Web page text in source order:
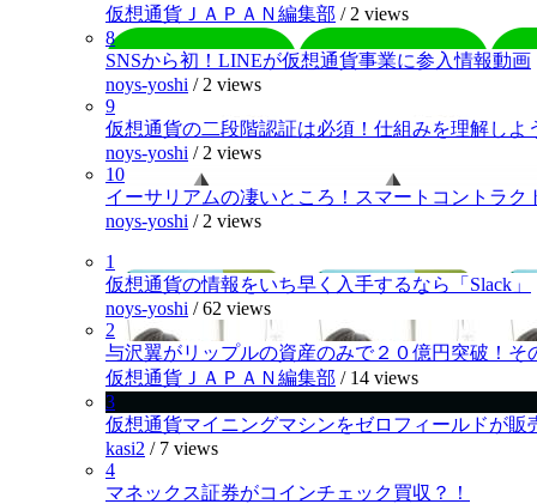
仮想通貨ＪＡＰＡＮ編集部 / 2 views
8
SNSから初！LINEが仮想通貨事業に参入情報動画
noys-yoshi / 2 views
9
仮想通貨の二段階認証は必須！仕組みを理解しよ
noys-yoshi / 2 views
10
イーサリアムの凄いところ！スマートコントラク
noys-yoshi / 2 views
1
仮想通貨の情報をいち早く入手するなら「Slack」
noys-yoshi /62 views
2
与沢翼がリップルの資産のみで２０億円突破！そ
仮想通貨ＪＡＰＡＮ編集部 / 14 views
3
仮想通貨マイニングマシンをゼロフィールドが販
kasi2 / 7 views
4
マネックス証券がコインチェック買収？！